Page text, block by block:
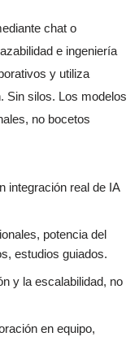
chat o
e ingeniería
y utiliza
Sin silos. Los modelos
no bocetos
integración real de IA
potencia del
estudios guiados.
y la escalabilidad, no
en equipo,